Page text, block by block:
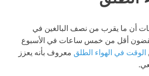
أن ما يقرب من نصف البالغين في
يقضون أقل من خمس ساعات في الأسبوع
الوقت في الهواء الطلق معروف بأنه يعزز